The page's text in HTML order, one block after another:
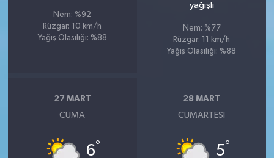
Nem: %92
Rüzgar: 10 km/h
Yağış Olasılığı: %88
yağışlı
Nem: %77
Rüzgar: 11 km/h
Yağış Olasılığı: %88
27 MART
CUMA
6°
28 MART
CUMARTESI
5°